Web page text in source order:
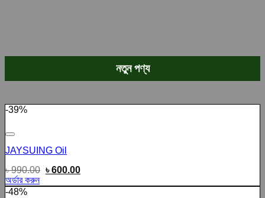
নতুন পণ্য
-39%
JAYSUING Oil
৳990.00 ৳600.00
অর্ডার করুন
-48%